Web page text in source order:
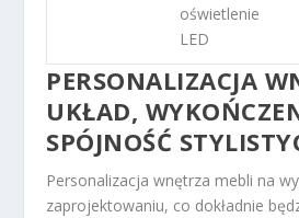
oświetlenie
LED
PERSONALIZACJA
UKŁAD,
SPÓJNOŚĆ
Personalizacja wnętrza mebli na
zaprojektowaniu, co dokładnie